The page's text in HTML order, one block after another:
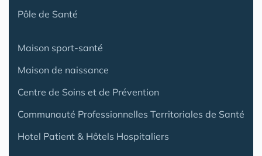
Pôle de Santé
Maison sport-santé
Maison de naissance
Centre de Soins et de Prévention
Communauté Professionnelles Territoriales de Santé
Hotel Patient & Hôtels Hospitaliers